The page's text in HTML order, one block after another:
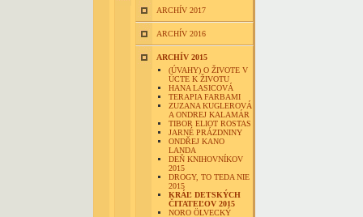
ARCHÍV 2017
ARCHÍV 2016
ARCHÍV 2015
(ÚVAHY) O ŽIVOTE V
ÚCTE K ŽIVOTU
HANA LASICOVÁ
TERAPIA FARBAMI
ZUZANA KUGLEROVÁ
A ONDREJ KALAMÁR
TIBOR ELIOT ROSTAS
JARNÉ PRÁZDNINY
ONDŘEJ KANO
LANDA
DEŇ KNIHOVNÍKOV
2015
DROGY, TO TEDA NIE
2015
KRÁĽ DETSKÝCH
ČITATEĽOV 2015
NORO ÖLVECKÝ